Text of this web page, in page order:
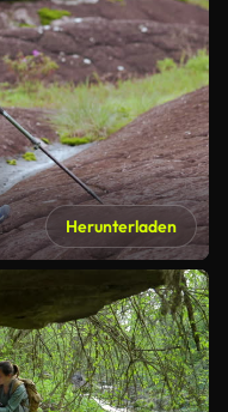
Herunterladen